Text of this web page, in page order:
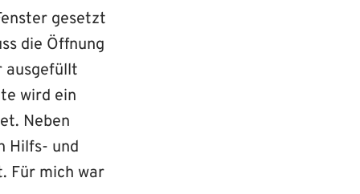
gesetzt
die Öffnung
ausgefüllt
wird ein
Neben
Hilfs- und
Für mich war